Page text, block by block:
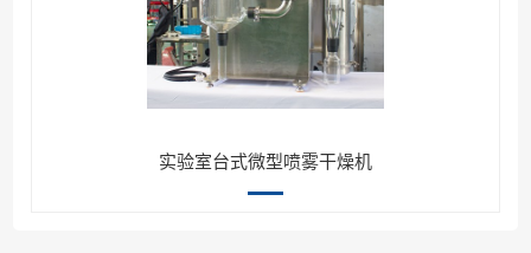
实验室台式微型喷雾干燥机